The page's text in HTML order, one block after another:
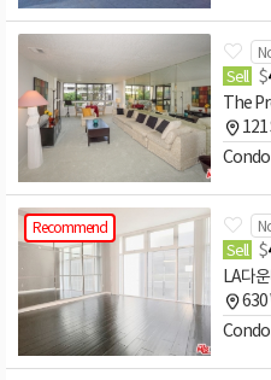
Sell $
The
121
Recommend
Sell $
LA다
630